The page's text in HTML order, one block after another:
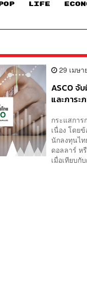
POP LIFE
29 เมษ
ASCO จั
และภาระ
กระแสการ
เนื่อง โดย
นักลงทุนไท
ดอลลาร์ ห
เมื่อเทียบกั